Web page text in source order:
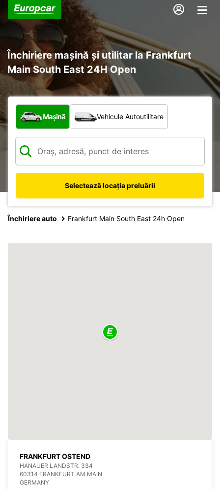
Închiriere mașină și utilitar la Frankfurt
Main South East 24H Open
Ce tip de vehicul?
Mașină Vehicule Autoutilitare
Selectează locația preluării
Închiriere auto Frankfurt Main South East 24h Open
FRANKFURT OSTEND
HANAUER LANDSTR. 334
60314 FRANKFURT AM MAIN
GERMANY